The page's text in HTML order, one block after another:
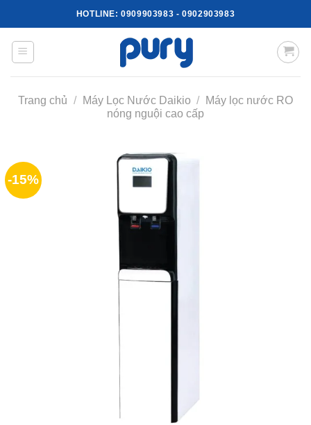
to
content
HOTLINE:0909903983 -0902903983
Trang chủ / Máy Lọc Nước Daikio /
Máy lọc nước RO
nóng nguội cao cấp
-15%